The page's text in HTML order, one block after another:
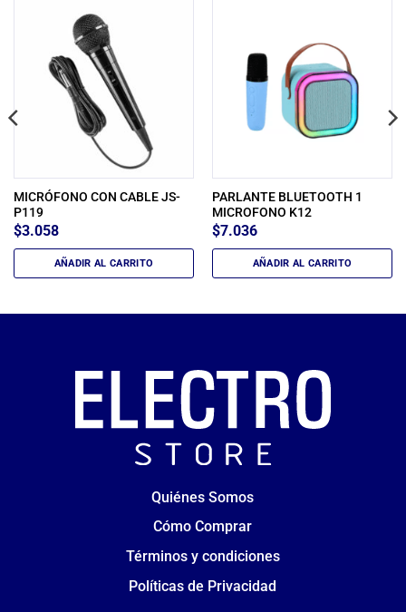
MICRÓFONO CON CABLE JS-
P119
$3.058
AÑADIR AL CARRITO
PARLANTE BLUETOOTH 1
MICROFONO K12
$7.036
AÑADIR AL CARRITO
Quiénes Somos
Cómo Comprar
Términos y condiciones
Políticas de Privacidad